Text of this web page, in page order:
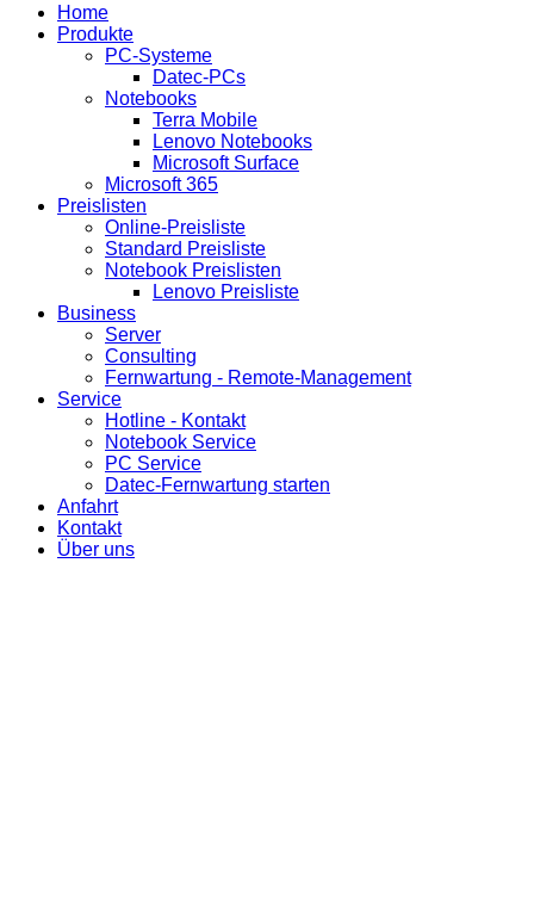
Home
Produkte
PC-Systeme
Datec-PCs
Notebooks
Terra Mobile
Lenovo Notebooks
Microsoft Surface
Microsoft 365
Preislisten
Online-Preisliste
Standard Preisliste
Notebook Preislisten
Lenovo Preisliste
Business
Server
Consulting
Fernwartung - Remote-Management
Service
Hotline - Kontakt
Notebook Service
PC Service
Datec-Fernwartung starten
Anfahrt
Kontakt
Über uns